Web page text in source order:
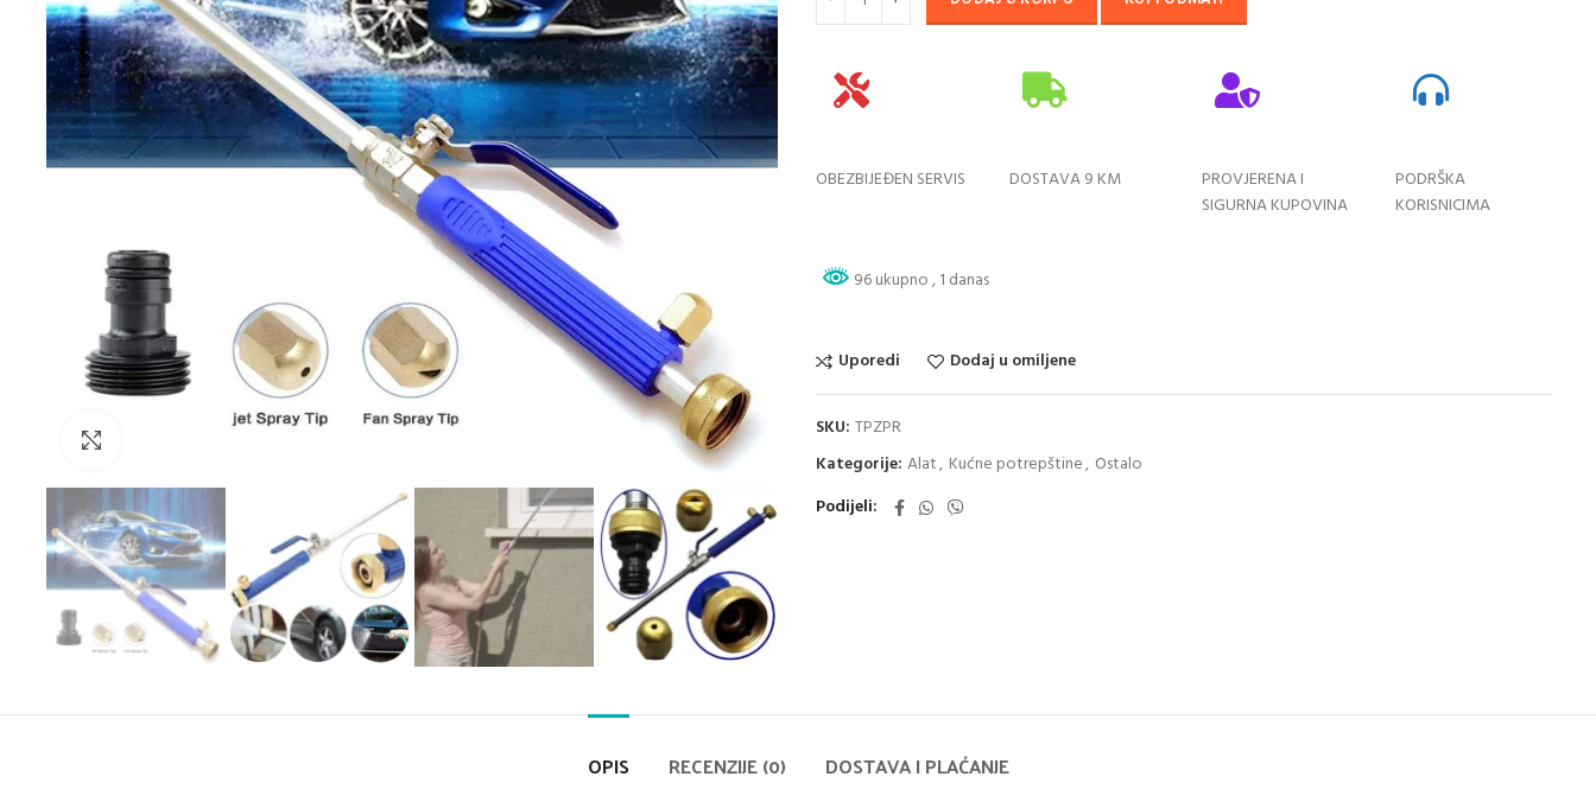
OBEZBIJEĐEN SERVIS DOSTAVA 9 KM
PROVJERENA I
SIGURNA KUPOVINA
PODRŠKA
KORISNICIMA
96 ukupno, 1 danas
Uporedi Dodaj u omiljene
SKU: TPZPR
Kategorije: Alat, Kućne potrepštine, Ostalo
Podijeli
OPIS RECENZIJE (0) DOSTAVA I PLAĆANJE